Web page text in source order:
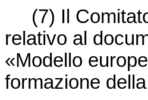
(7) Il
relativo al
«Modello
formazione